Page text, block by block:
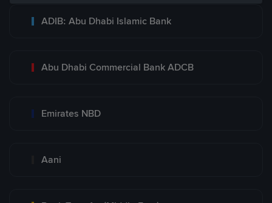
ADIB: Abu Dhabi Islamic Bank
Abu Dhabi Commercial Bank ADCB
Emirates NBD
Aani